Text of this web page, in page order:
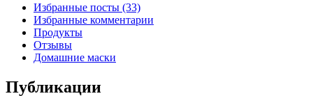
Избранные посты (33)
Избранные комментарии
Продукты
Отзывы
Домашние маски
Публикации